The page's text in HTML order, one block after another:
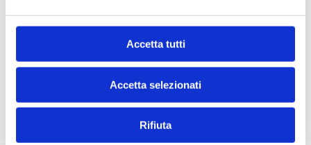
Accetta tutti
Accetta selezionati
Rifiuta
Viale S. Tinozzi, 17
65024 Manoppello (PE) - IT
+39 085 8561895